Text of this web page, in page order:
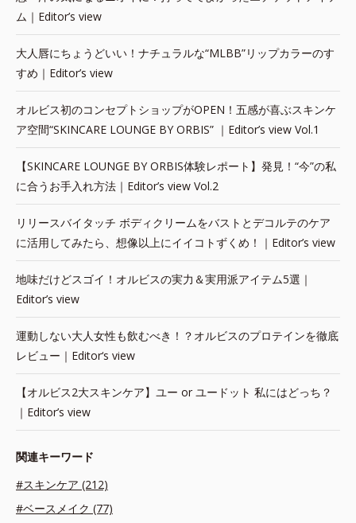
ム｜Editor’s view
大人唇にちょうどいい！ナチュラルな“MLBB”リップカラーのす
すめ｜Editor’s view
オルビス初のコンセプトショップがOPEN！五感が喜ぶスキンケ
ア空間“SKINCARE LOUNGE BY ORBIS” ｜Editor’s view Vol.1
【SKINCARE LOUNGE BY ORBIS体験レポート】発見！“今”の私
に合うお手入れ方法｜Editor’s view Vol.2
リリースバイタッチ ボディクリームをバストとデコルテのケア
に活用してみたら、想像以上にイイコトずくめ！｜Editor’s view
地味だけどスゴイ！オルビスの実力＆実用派アイテム5選｜
Editor’s view
運動しない大人女性も飲むべき！？オルビスのプロテインを徹底
レビュー｜Editor‘s view
【オルビス2大スキンケア】ユー or ユードット 私にはどっち？
｜Editor’s view
関連キーワード
#スキンケア (212)
#ベースメイク (77)